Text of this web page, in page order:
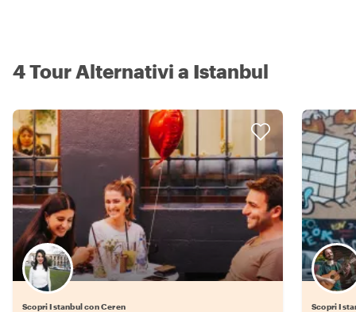
4 Tour Alternativi a Istanbul
Scopri Istanbul con Ceren Scopri